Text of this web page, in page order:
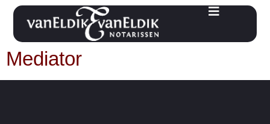
inhoud
Mediator